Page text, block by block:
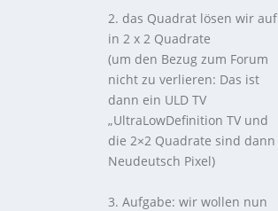
2. das Quadrat lösen wir auf
in 2 x 2 Quadrate
(um den Bezug zum Forum
nicht zu verlieren: Das ist
dann ein ULD TV
„UltraLowDefinition TV und
die 2×2 Quadrate sind dann
Neudeutsch Pixel)
3. Aufgabe: wir wollen nun